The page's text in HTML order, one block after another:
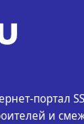
портал
и